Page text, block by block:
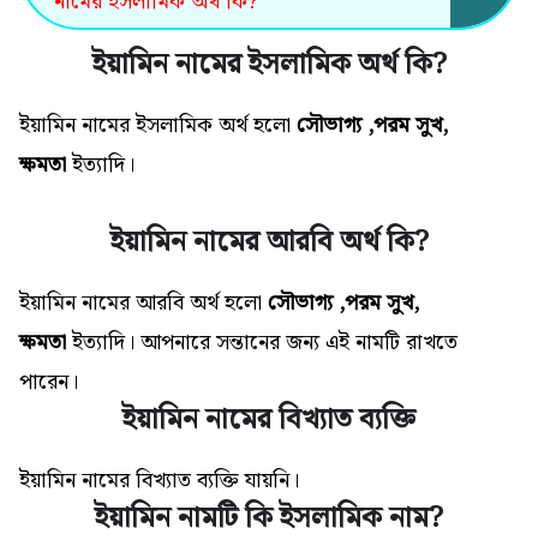
ইয়ামিন নামের ইসলামিক অর্থ কি?
ইয়ামিন নামের ইসলামিক অর্থহলো সৌভাগ্য ,পরম সুখ,
ক্ষমতাইত্যাদি।
ইয়ামিন নামের আরবি অর্থ কি?
ইয়ামিন নামের আরবি অর্থ হলো সৌভাগ্য ,পরম সুখ,
ক্ষমতাইত্যাদি। আপনারে সন্তানের জন্য এই নামটি রাখতে
পারেন।
ইয়ামিন নামের বিখ্যাত ব্যক্তি
ইয়ামিন নামের বিখ্যাত ব্যক্তি যায়নি।
ইয়ামিন নামটি কি ইসলামিক নাম?